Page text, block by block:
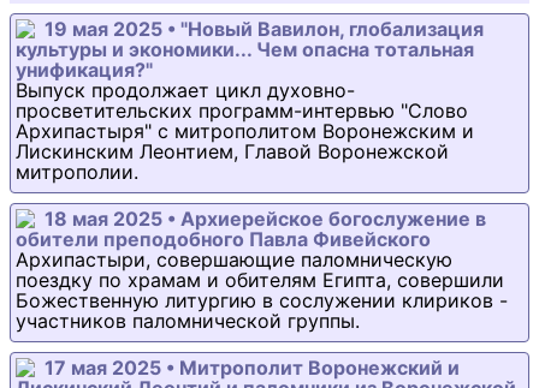
19 мая 2025 • "Новый Вавилон, глобализация
культуры и экономики... Чем опасна тотальная
унификация?"
Выпуск продолжает цикл духовно-
просветительских программ-интервью "Слово
Архипастыря" с митрополитом Воронежским и
Лискинским Леонтием, Главой Воронежской
митрополии.
18 мая 2025 • Архиерейское богослужение в
обители преподобного Павла Фивейского
Архипастыри, совершающие паломническую
поездку по храмам и обителям Египта, совершили
Божественную литургию в сослужении клириков -
участников паломнической группы.
17 мая 2025 • Митрополит Воронежский и